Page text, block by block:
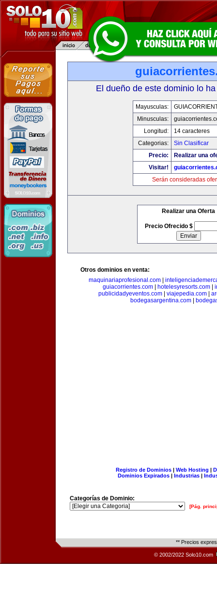
El dueño de este dominio lo
Mayusculas:
Minusculas:
Longitud:
14 caracteres
Categorias:
Sin Clasificar
Precio:
Realizar una
Visitar!
Serán consideradas
Realizar una Oferta
Precio Ofrecido $
Otros dominios en venta:
maquinariaprofesional.com|
guiacorrientes.com
hotelesyresorts.com
publicidadyeventos.com| viajepedia.com|
bodegasargentina.com|
Registro de Dominios| Web Hosting |
Dominios Expirados | Industrias |
Categorías de Dominio:
[Pág.
** Precios
© 2002/2022 Solo10.com